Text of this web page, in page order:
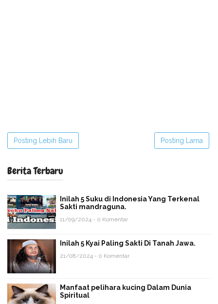
Posting Lebih Baru Posting Lama
Berita Terbaru
Inilah 5 Suku di Indonesia Yang Terkenal
Sakti mandraguna.
11/09/2024 - 0 Komentar
Inilah 5 Kyai Paling Sakti Di Tanah Jawa.
21/08/2024 - 0 Komentar
Manfaat pelihara kucing Dalam Dunia
Spiritual